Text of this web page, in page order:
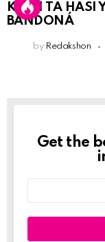
KPCN TA HASI
BANDONÁ
by Redakshon
Get the